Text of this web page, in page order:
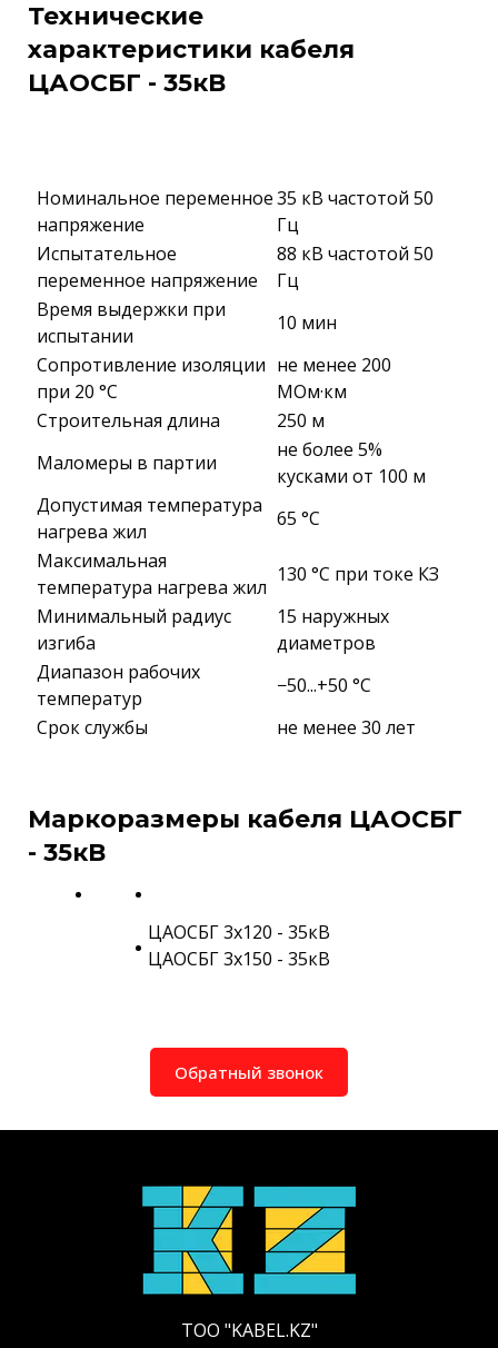
Технические
характеристики кабеля
ЦАОСБГ - 35кВ
Номинальное переменное
напряжение
35 кВ частотой 50
Гц
Испытательное
переменное напряжение
88 кВ частотой 50
Гц
Время выдержки при
испытании
10 мин
Сопротивление изоляции
при 20 °С
не менее 200
МОм·км
Строительная длина
250 м
Маломеры в партии
не более 5%
кусками от 100 м
Допустимая температура
нагрева жил
65 °C
Максимальная
температура нагрева жил
130 °C при токе КЗ
Минимальный радиус
изгиба
15 наружных
диаметров
Диапазон рабочих
температур
−50...+50 °C
Срок службы
не менее 30 лет
Маркоразмеры кабеля ЦАОСБГ
- 35кВ
ЦАОСБГ 3х120 - 35кВ
ЦАОСБГ 3х150 - 35кВ
Обратный звонок
ТОО "KABEL.KZ"